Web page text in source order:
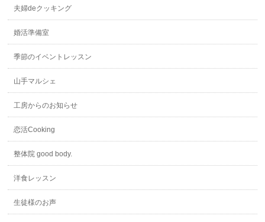
夫婦deクッキング
婚活準備室
季節のイベントレッスン
山手マルシェ
工房からのお知らせ
恋活Cooking
整体院 good body.
洋食レッスン
生徒様のお声